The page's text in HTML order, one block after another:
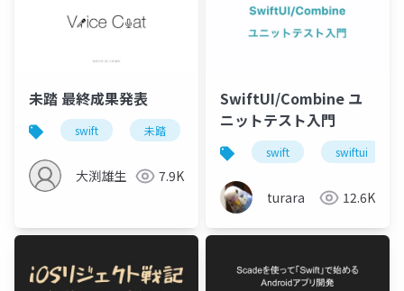
未踏 最終成果発表
swift 未踏
大渕雄生 7.9K
SwiftUI/Combine ユ
ニットテスト入門
swift swiftui
turara 12.6K